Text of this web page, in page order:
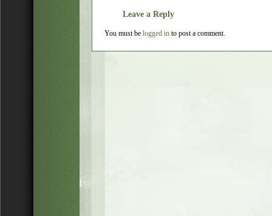
Leave a Reply
You must be logged in to post a comment.